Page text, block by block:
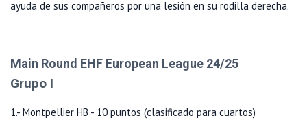
ayuda de sus compañeros por una lesión en su rodilla derecha.
Main Round EHF European League 24/25
Grupo I
1.- Montpellier HB - 10 puntos (clasificado para cuartos)